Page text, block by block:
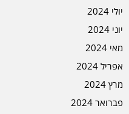
יולי 2024
יוני 2024
מאי 2024
אפריל 2024
מרץ 2024
פברואר 2024